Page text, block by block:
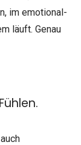
im emotional-
läuft. Genau